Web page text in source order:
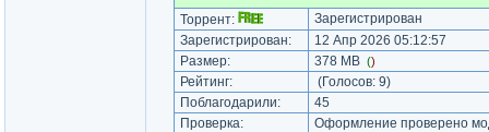
Торрент:
Зарегистрирован
Зарегистрирован:
12 Апр 2026 05:12:57
Размер:
378 MB ()
Рейтинг: (Голосов: 9)
Поблагодарили:
45
Проверка:
Оформление проверено